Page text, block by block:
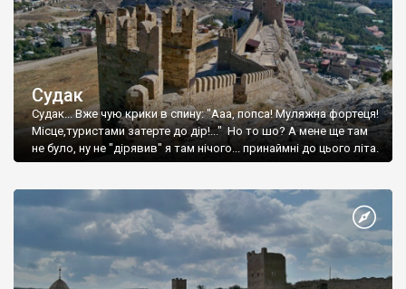
Судак
Судак... Вже чую крики в спину: "Ааа, попса! Муляжна фортеця!
Місце,туристами затерте до дір!..." Но то шо? А мене ще там
не було, ну не "дірявив" я там нічого... принаймні до цього літа.